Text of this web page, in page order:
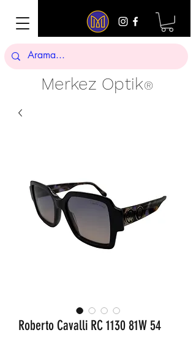
Merkez Optik®
Roberto Cavalli RC 1130 81W 54